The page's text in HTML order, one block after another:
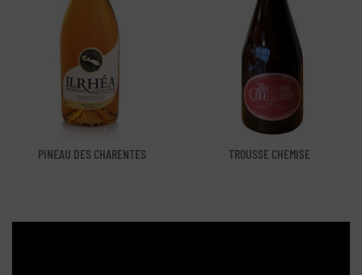
PINEAU DES CHARENTES TROUSSE CHEMISE